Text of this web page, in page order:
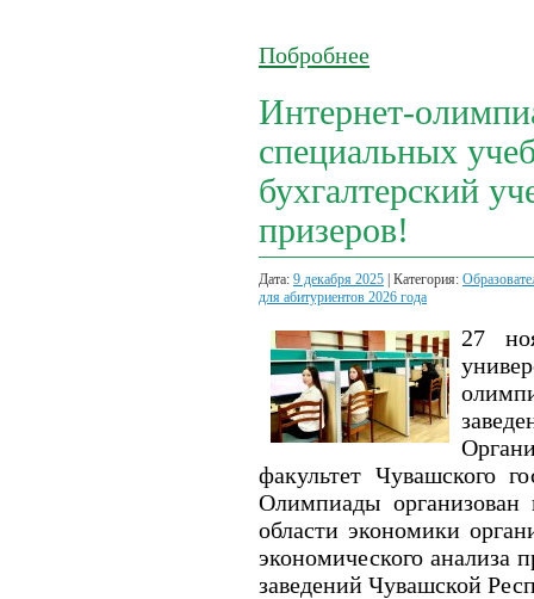
Побробнее
Интернет-
специальных
бухгалтерский
призеров!
Дата: 9 декабря 2025 | Категория:
для абитуриентов 2026 года
27
факультет Чувашского
Олимпиады организован
области экономики
экономического анализа
заведений Чувашской